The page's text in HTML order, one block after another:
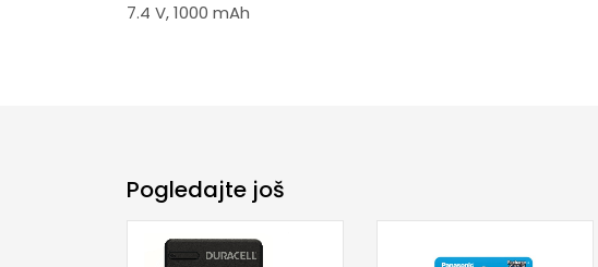
7.4 V, 1000 mAh
Pogledajte još